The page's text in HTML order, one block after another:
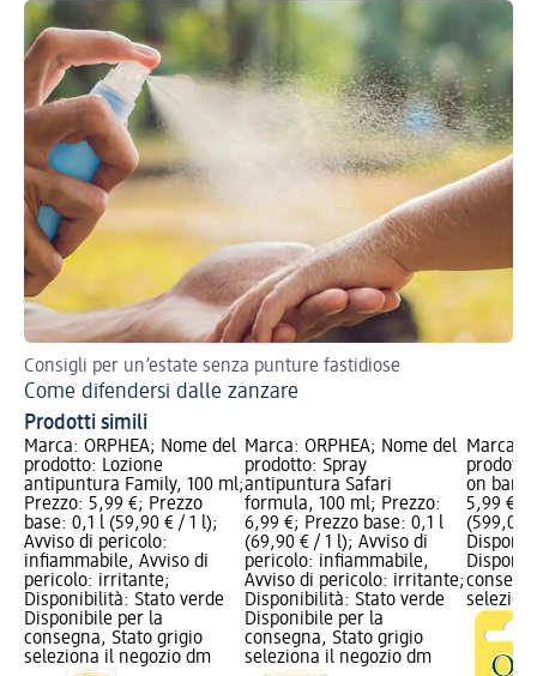
Consigli per un’estate senza punture fastidiose
Come difendersi dalle zanzare
Prodotti simili
Marca: ORPHEA; Nome del
prodotto: Lozione
antipuntura Family, 100 ml;
Prezzo: 5,99 €; Prezzo
base: 0,1 l (59,90 € / 1 l);
Avviso di pericolo:
infiammabile, Avviso di
pericolo: irritante;
Disponibilità: Stato verde
Disponibile per la
consegna, Stato grigio
seleziona il negozio dm
Marca: ORPHEA; Nome del
prodotto: Spray
antipuntura Safari
formula, 100 ml; Prezzo:
6,99 €; Prezzo base: 0,1 l
(69,90 € / 1 l); Avviso di
pericolo: infiammabile,
Avviso di pericolo: irritante;
Disponibilità: Stato verde
Disponibile per la
consegna, Stato grigio
seleziona il negozio dm
Marca:
on
5,99 €;
(599,00